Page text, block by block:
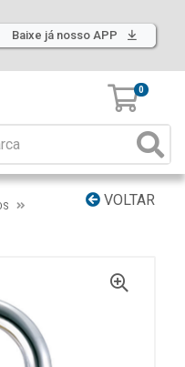
Baixe já nosso APP
0
VOLTAR